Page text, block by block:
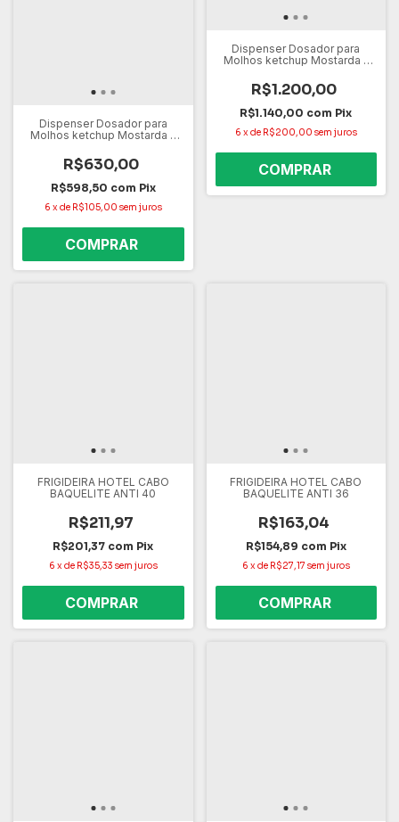
Dispenser Dosador para
Molhos ketchup Mostarda -
R$630,00
R$598,50 com Pix
6 xde R$105,00 sem juros
Dispenser Dosador para
Molhos ketchup Mostarda -
R$1.200,00
R$1.140,00 com Pix
6 xde R$200,00 sem juros
FRIGIDEIRA HOTEL CABO
BAQUELITE ANTI 40
R$211,97
R$201,37 com Pix
6 xde R$35,33 sem juros
FRIGIDEIRA HOTEL CABO
BAQUELITE ANTI 36
R$163,04
R$154,89 com Pix
6 xde R$27,17 sem juros